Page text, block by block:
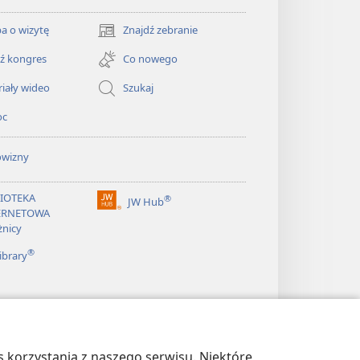
o wizytę Znajdź zebranie
(opens
new
window)
kongres
Co nowego
wideo
Szukaj
JW Hub®
(opens
®